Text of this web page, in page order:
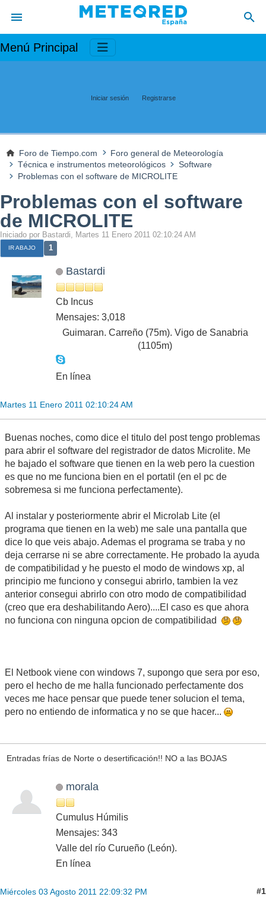
Menú Principal
Iniciar sesión Registrarse
Foro de Tiempo.com
Foro general de Meteorología
Técnica e instrumentos meteorológicos
Software
Problemas con el software de MICROLITE
Problemas con el software
de MICROLITE
Iniciado por Bastardi, Martes 11 Enero 2011 02:10:24 AM
IR ABAJO 1
Bastardi
Cb Incus
Mensajes: 3,018
Guimaran. Carreño (75m). Vigo de Sanabria
(1105m)
En línea
Martes 11 Enero 2011 02:10:24 AM
Buenas noches, como dice el titulo del post tengo problemas
para abrir el software del registrador de datos Microlite. Me
he bajado el software que tienen en la web pero la cuestion
es que no me funciona bien en el portatil (en el pc de
sobremesa si me funciona perfectamente).
Al instalar y posteriormente abrir el Microlab Lite (el
programa que tienen en la web) me sale una pantalla que
dice lo que veis abajo. Ademas el programa se traba y no
deja cerrarse ni se abre correctamente. He probado la ayuda
de compatibilidad y he puesto el modo de windows xp, al
principio me funciono y consegui abrirlo, tambien la vez
anterior consegui abrirlo con otro modo de compatibilidad
(creo que era deshabilitando Aero)....El caso es que ahora
no funciona con ninguna opcion de compatibilidad
El Netbook viene con windows 7, supongo que sera por eso,
pero el hecho de me halla funcionado perfectamente dos
veces me hace pensar que puede tener solucion el tema,
pero no entiendo de informatica y no se que hacer...
Entradas frías de Norte o desertificación!! NO a las BOJAS
morala
Cumulus Húmilis
Mensajes: 343
Valle del río Curueño (León).
En línea
Miércoles 03 Agosto 2011 22:09:32 PM #1